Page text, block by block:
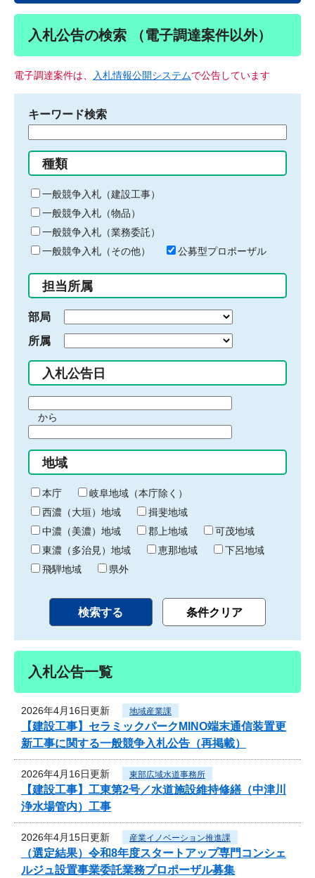
入札公告の検索 （電子調達案件以外）
電子調達案件は、 入札情報公開システムで公告しています
キーワード検索
る
キ
ー
ワ
ー
ド
入
力
種類
一般競争入札（建設工事）
一般競争入札（物品）
一般競争入札（業務委託）
一般競争入札（その他）
公募型プロポーザル
担当所属
部局
所属
入札公告日
間
始
り
から
間
終
わ
り
地域
本庁
岐阜地域（本庁除く）
西濃（大垣）地域
揖斐地域
中濃（美濃）地域
郡上地域
可茂地域
東濃（多治見）地域
恵那地域
下呂地域
飛騨地域
県外
入札公告一覧
2026年4月16日更新 地域産業課
【建設工事】セラミックパークMINO端末通信装置更
新工事に関する一般競争入札公告（再掲載）
2026年4月16日更新 東部広域水道事務所
【建設工事】工東第2号／水道施設維持修繕（中津川
浄水場管内）工事
2026年4月15日更新 産業イノベーション推進課
（選定結果）令和8年度スタートアップ専門コンシェ
ルジュ設置事業委託業務プロポーザル募集